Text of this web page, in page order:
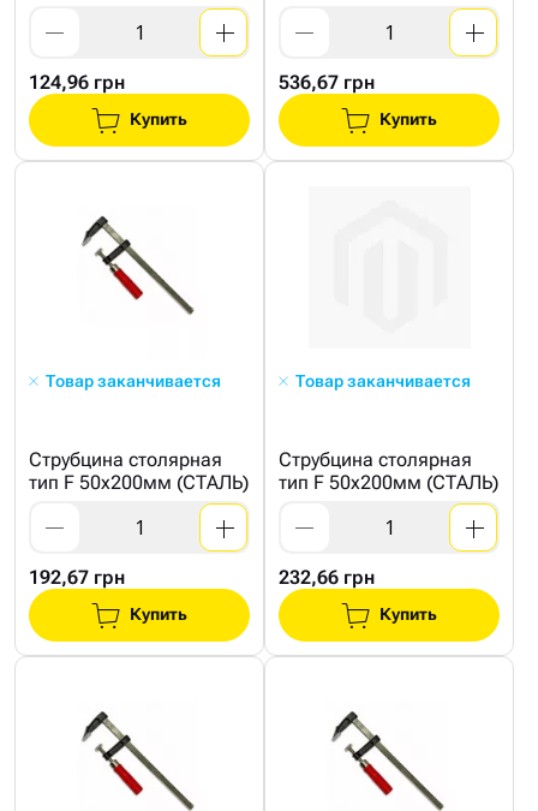
124,96 грн
Купить
536,67 грн
Купить
Товар заканчивается
Струбцина столярная
тип F 50x200мм (СТАЛЬ)
192,67 грн
Купить
Товар заканчивается
Струбцина столярная
тип F 50x200мм (СТАЛЬ)
232,66 грн
Купить